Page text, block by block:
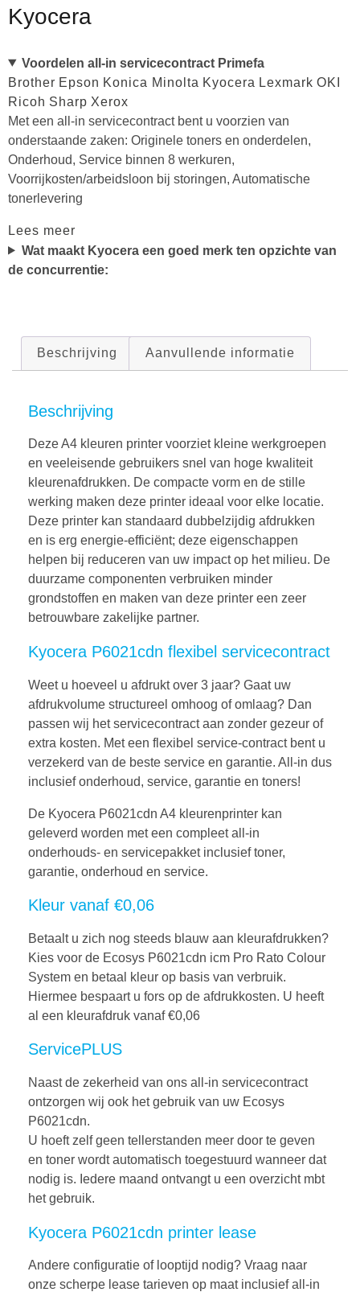
Kyocera
Voordelen all-in servicecontract Primefa
Brother Epson Konica Minolta Kyocera Lexmark OKI
Ricoh Sharp Xerox
Met een all-in servicecontract bent u voorzien van
onderstaande zaken: Originele toners en onderdelen,
Onderhoud, Service binnen 8 werkuren,
Voorrijkosten/arbeidsloon bij storingen, Automatische
tonerlevering
Lees meer
Wat maakt Kyocera een goed merk ten opzichte van
de concurrentie:
Beschrijving Aanvullende informatie
Beschrijving
Deze A4 kleuren printer voorziet kleine werkgroepen
en veeleisende gebruikers snel van hoge kwaliteit
kleurenafdrukken. De compacte vorm en de stille
werking maken deze printer ideaal voor elke locatie.
Deze printer kan standaard dubbelzijdig afdrukken
en is erg energie-efficiënt; deze eigenschappen
helpen bij reduceren van uw impact op het milieu. De
duurzame componenten verbruiken minder
grondstoffen en maken van deze printer een zeer
betrouwbare zakelijke partner.
Kyocera P6021cdn flexibel servicecontract
Weet u hoeveel u afdrukt over 3 jaar? Gaat uw
afdrukvolume structureel omhoog of omlaag? Dan
passen wij het servicecontract aan zonder gezeur of
extra kosten. Met een flexibel service-contract bent u
verzekerd van de beste service en garantie. All-in dus
inclusief onderhoud, service, garantie en toners!
De Kyocera P6021cdn A4 kleurenprinter kan
geleverd worden met een compleet all-in
onderhouds- en servicepakket inclusief toner,
garantie, onderhoud en service.
Kleur vanaf €0,06
Betaalt u zich nog steeds blauw aan kleurafdrukken?
Kies voor de Ecosys P6021cdn icm Pro Rato Colour
System en betaal kleur op basis van verbruik.
Hiermee bespaart u fors op de afdrukkosten. U heeft
al een kleurafdruk vanaf €0,06
ServicePLUS
Naast de zekerheid van ons all-in servicecontract
ontzorgen wij ook het gebruik van uw Ecosys
P6021cdn.
U hoeft zelf geen tellerstanden meer door te geven
en toner wordt automatisch toegestuurd wanneer dat
nodig is. Iedere maand ontvangt u een overzicht mbt
het gebruik.
Kyocera P6021cdn printer lease
Andere configuratie of looptijd nodig? Vraag naar
onze scherpe lease tarieven op maat inclusief all-in